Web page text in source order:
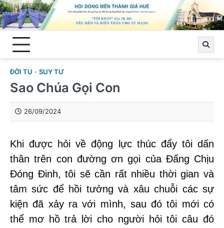
Skip
to
content
ĐỜI TU SUY TƯ
Sao Chúa Gọi Con
26/09/2024
Khi được hỏi về động lực thúc đẩy tôi dấn
thân trên con đường ơn gọi của Đấng Chịu
Đóng Đinh, tôi sẽ cần rất nhiều thời gian và
tâm sức để hồi tưởng và xâu chuỗi các sự
kiện đã xảy ra với mình, sau đó tôi mới có
thể mơ hồ trả lời cho người hỏi tôi câu đó